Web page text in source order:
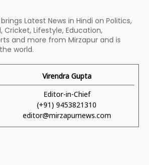
brings Latest News in Hindi on Politics,
Cricket, Lifestyle, Education,
and more from Mirzapur and is
world.
Virendra Gupta
Editor-in-Chief
(+91) 9453821310
editor@mirzapurnews.com